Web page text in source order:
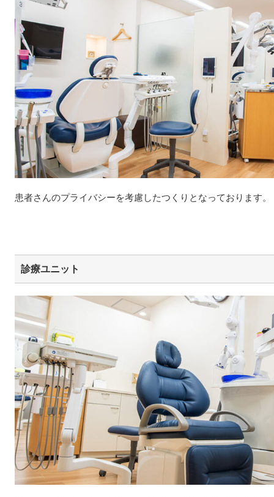
患者さんのプライバシーを考慮したつくりとなっております。
診療ユニット